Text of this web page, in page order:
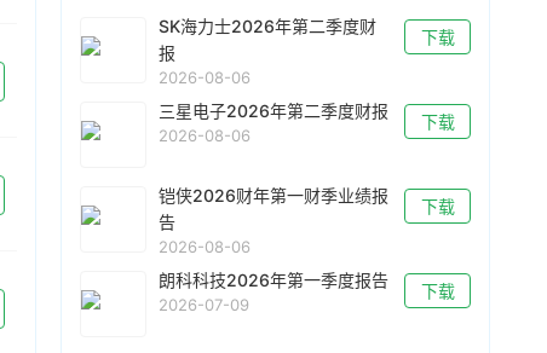
719.61%。累计1-7月营收为1755.04亿元，同比
增长660.87%。
08-05 14:51
公布专为服务器人工智能存储打造的
Bravera SC6 (MV-SF1410) PCIe Gen6 SSD控
制器芯片，该产品预计将于今年第四季度开始送
存（HBM）迁移至 SSD，从而有效提高整体基础
架构的运行效率。
SK海力士2026年第二季度财
报
2026-08-06
下载
三星电子2026年第二季度财报
2026-08-06
下载
铠侠2026财年第一财季业绩报
告
2026-08-06
下载
朗科科技2026年第一季度报告
2026-07-09
下载